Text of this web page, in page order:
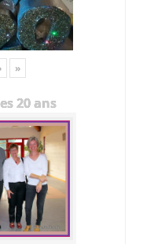
› »
20 ans